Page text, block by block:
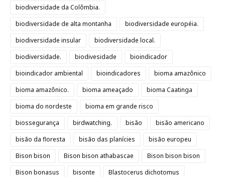
biodiversidade da Colômbia.
biodiversidade de alta montanha
biodiversidade européia.
biodiversidade insular
biodiversidade local.
biodiversidade.
biodivesidade
bioindicador
bioindicador ambiental
bioindicadores
bioma amazônico
bioma amazônico.
bioma ameaçado
bioma Caatinga
bioma do nordeste
bioma em grande risco
biossegurança
birdwatching. bisão
bisão americano
bisão da floresta
bisão das planícies
bisão europeu
Bison bison
Bison bison athabascae
Bison bison bison
Bison bonasus
bisonte
Blastocerus dichotomus